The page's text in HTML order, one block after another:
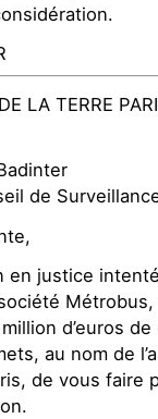
LA TERRE
de
en justice
d’euros
au nom de
de vous faire